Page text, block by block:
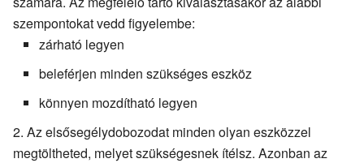
szempontokat vedd figyelembe:
zárható legyen
beleférjen minden szükséges eszköz
könnyen mozdítható legyen
Az elsősegélydobozodat minden olyan eszközzel
megtöltheted, melyet szükségesnek ítélsz. Azonban az